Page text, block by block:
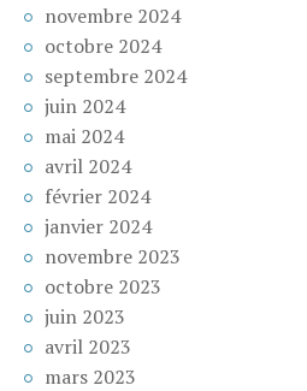
novembre 2024
octobre 2024
septembre 2024
juin 2024
mai 2024
avril 2024
février 2024
janvier 2024
novembre 2023
octobre 2023
juin 2023
avril 2023
mars 2023